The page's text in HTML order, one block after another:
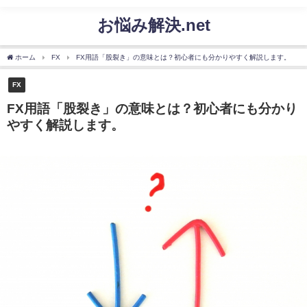
お悩み解決.net
ホーム FX FX用語「股裂き」の意味とは？初心者にも分かりやすく解説します。
FX
FX用語「股裂き」の意味とは？初心者にも分かり
やすく解説します。